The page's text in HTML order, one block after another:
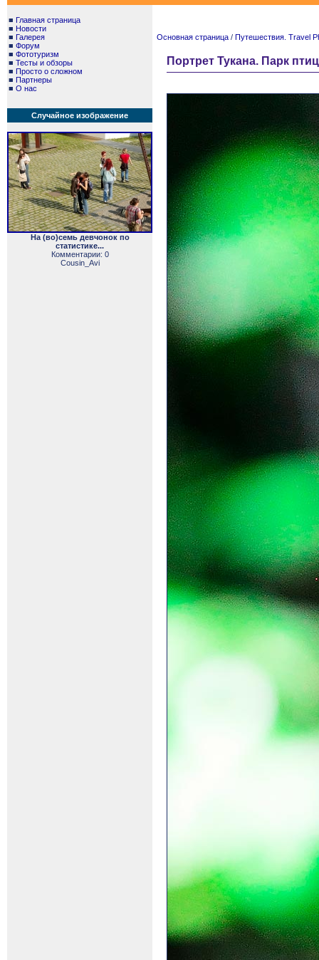
■ Главная страница
■ Новости
■ Галерея
■ Форум
■ Фототуризм
■ Тесты и обзоры
■ Просто о сложном
■ Партнеры
■ О нас
Случайное изображение
На (во)семь девчонок по
статистике...
Комментарии: 0
Cousin_Avi
Основная страница / Путешествия. Travel
Портрет Тукана. Парк